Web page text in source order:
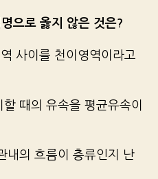
으로 옳지 않은 것은?
사이를 천이영역이라고
때의 유속을 평균유속이
내의 흐름이 층류인지 난